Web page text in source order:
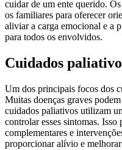
cuidar de um ente querido.
os familiares para oferecer
aliviar a carga emocional e a
para todos os envolvidos.
Cuidados
Um dos principais focos dos
Muitas doenças graves
cuidados paliativos utilizam
controlar esses sintomas.
complementares e
proporcionar alívio e